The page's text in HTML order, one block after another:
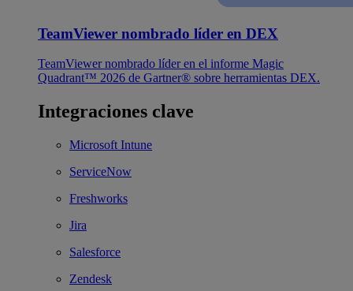
TeamViewer nombrado líder en DEX
TeamViewer nombrado líder en el informe Magic
Quadrant™ 2026 de Gartner® sobre herramientas DEX.
Integraciones clave
Microsoft Intune
ServiceNow
Freshworks
Jira
Salesforce
Zendesk